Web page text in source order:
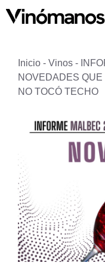
Inicio - Vinos -
NOVEDADES
NO TOCÓ TECHO